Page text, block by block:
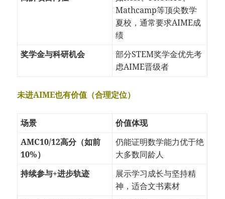
Mathcamp等顶尖数学
夏校，通常要求AIME成
绩
奖学金与科研机会
部分STEM奖学金优先考
虑AIME晋级者
未进AIME也有价值（合理定位）
场景
价值体现
AMC10/12高分（如前
10%）
仍能证明数学能力优于绝
大多数同龄人
持续参与+进步轨迹
展示学习成长与坚持精
神，适合文书素材